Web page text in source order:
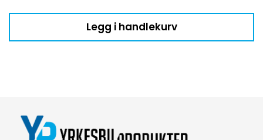
Legg i handlekurv